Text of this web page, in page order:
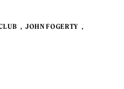
JOHN FOGERTY